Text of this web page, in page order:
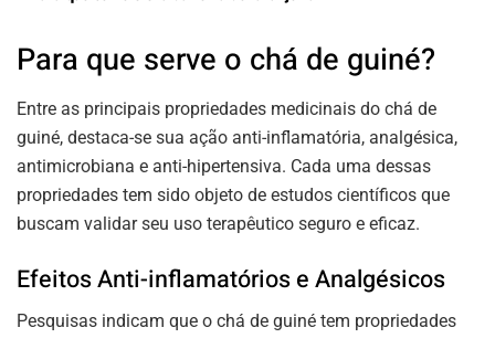
Para que serve o chá de guiné?
Entre as principais propriedades medicinais do chá de
guiné, destaca-se sua ação anti-inflamatória, analgésica,
antimicrobiana e anti-hipertensiva. Cada uma dessas
propriedades tem sido objeto de estudos científicos que
buscam validar seu uso terapêutico seguro e eficaz.
Efeitos Anti-inflamatórios e Analgésicos
Pesquisas indicam que o chá de guiné tem propriedades